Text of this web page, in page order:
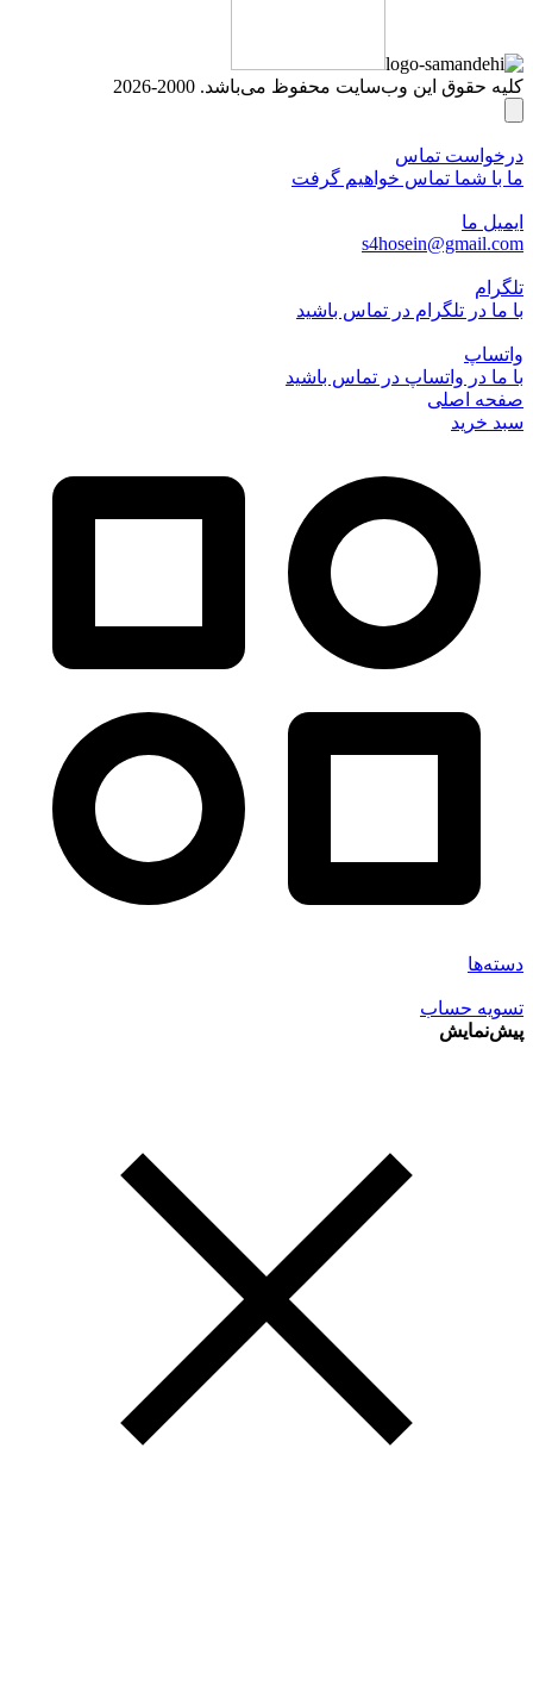
کلیه حقوق این وب‌سایت محفوظ می‌باشد. 2000-2026
درخواست تماس
ما با شما تماس خواهیم گرفت
ایمیل ما
s4hosein@gmail.com
تلگرام
با ما در تلگرام در تماس باشید
واتساپ
با ما در واتساپ در تماس باشید
صفحه اصلی
سبد خرید
دسته‌ها
تسویه حساب
پیش‌نمایش